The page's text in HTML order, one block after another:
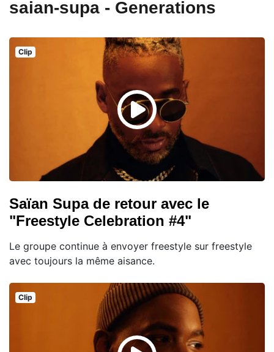
saian-supa - Generations
Clip
Saïan Supa de retour avec le
"Freestyle Celebration #4"
Le groupe continue à envoyer freestyle sur freestyle
avec toujours la même aisance.
Clip